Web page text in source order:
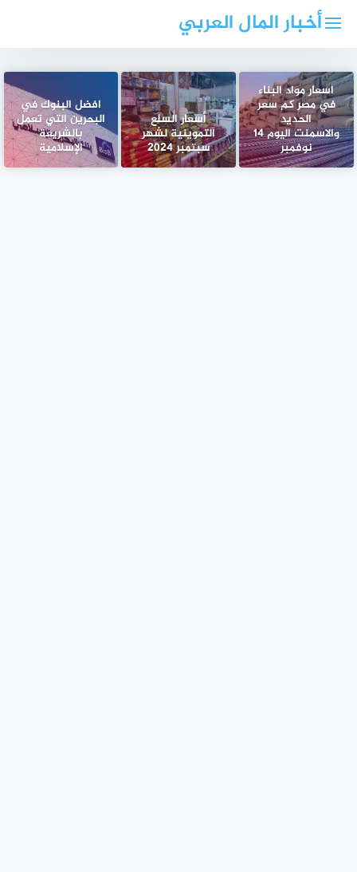
أخبار المال العربي
اسعار مواد البناء
في مصر كم سعر
الحديد
والاسمنت اليوم 14
نوفمبر
أسعار السلع
التموينية لشهر
سبتمبر 2024
افضل البنوك في
البحرين التي تعمل
بالشريعة
الإسلامية